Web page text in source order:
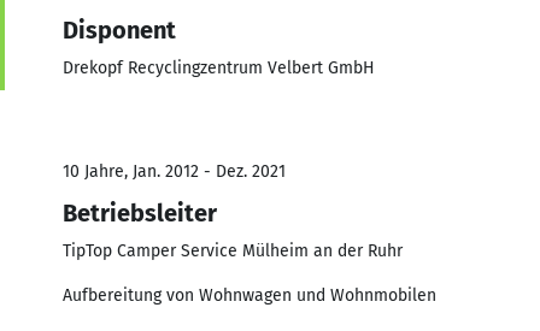
Disponent
Drekopf Recyclingzentrum Velbert GmbH
10 Jahre, Jan. 2012 - Dez. 2021
Betriebsleiter
TipTop Camper Service Mülheim an der Ruhr
Aufbereitung von Wohnwagen und Wohnmobilen